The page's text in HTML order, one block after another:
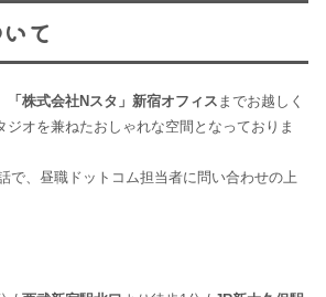
て
「株式会社Nスタ」新宿オフィス までお越しく
ジオを兼ねたおしゃれな空間となっておりま
で、昼職ドットコム担当者に問い合わせの上